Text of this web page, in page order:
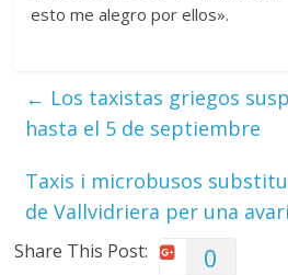
esto me alegro por ellos».
← Los taxistas griegos
hasta el 5 de septiembre
Taxis i microbusos
de Vallvidriera per una
Share This Post: 0